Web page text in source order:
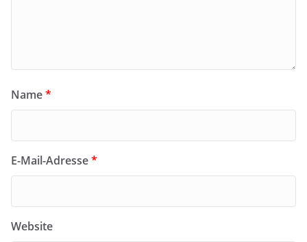
Name*
E-Mail-Adresse*
Website